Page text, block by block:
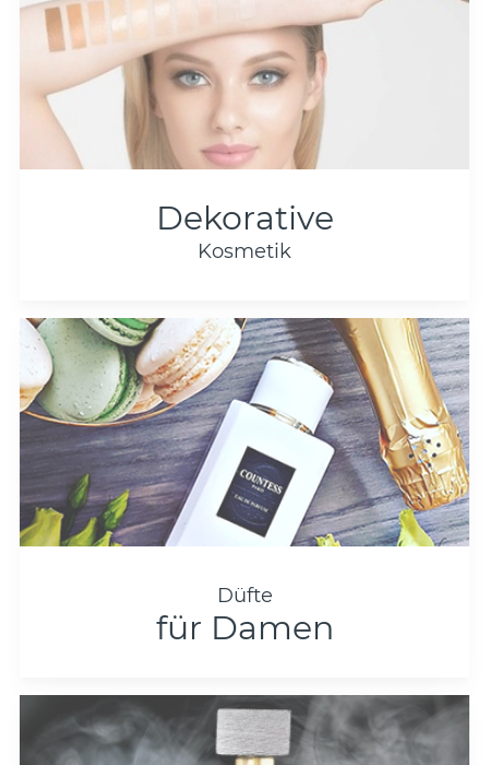
Dekorative
Kosmetik
Düfte
für Damen